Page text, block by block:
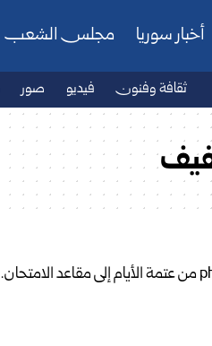
أخبار سوريا مجلس الشعب
ثقافة وفنون فيديو صور